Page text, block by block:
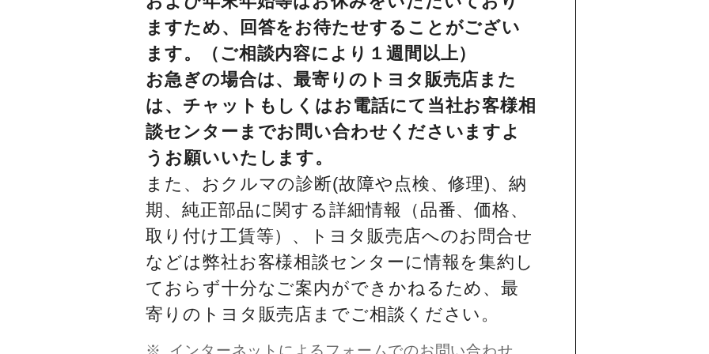
ますため、回答をお待たせすることがござい
ます。（ご相談内容により１週間以上）
お急ぎの場合は、最寄りのトヨタ販売店また
は、チャットもしくはお電話にて当社お客様相
談センターまでお問い合わせくださいますよ
うお願いいたします。
また、おクルマの診断(故障や点検、修理)、納
期、純正部品に関する詳細情報（品番、価格、
取り付け工賃等）、トヨタ販売店へのお問合せ
などは弊社お客様相談センターに情報を集約し
ておらず十分なご案内ができかねるため、最
寄りのトヨタ販売店までご相談ください。
インターネットによるフォームでのお問い合わせ